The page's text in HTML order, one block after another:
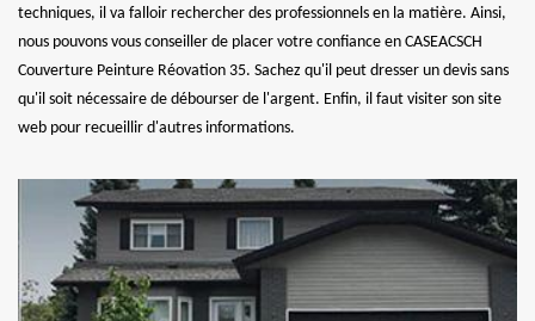
techniques, il va falloir rechercher des professionnels en la matière. Ainsi,
nous pouvons vous conseiller de placer votre confiance en CASEACSCH
Couverture Peinture Réovation 35. Sachez qu'il peut dresser un devis sans
qu'il soit nécessaire de débourser de l'argent. Enfin, il faut visiter son site
web pour recueillir d'autres informations.